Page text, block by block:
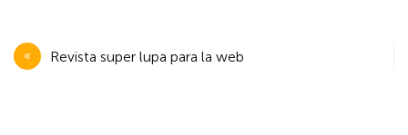
Navegación
de
Revista super lupa para la web